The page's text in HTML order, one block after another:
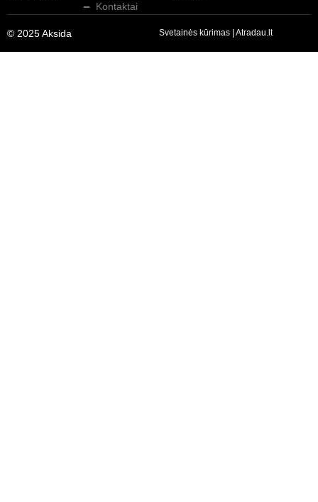
Kontaktai
© 2025 Aksida Svetainės kūrimas Atradau.lt